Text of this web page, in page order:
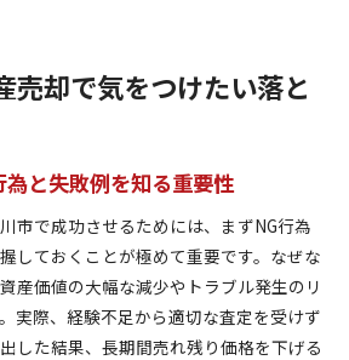
売却で気をつけたい落と
と失敗例を知る重要性
市で成功させるためには、まずNG行為
しておくことが極めて重要です。なぜな
産価値の大幅な減少やトラブル発生のリ
実際、経験不足から適切な査定を受けず
した結果、長期間売れ残り価格を下げる